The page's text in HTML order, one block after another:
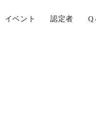
イベント 認定者 Q